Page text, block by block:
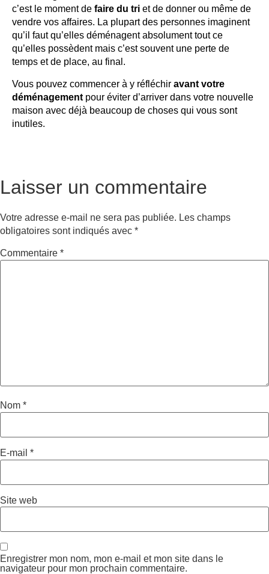
c’est le moment de faire du tri et de donner ou même de
vendre vos affaires. La plupart des personnes imaginent
qu’il faut qu’elles déménagent absolument tout ce
qu’elles possèdent mais c’est souvent une perte de
temps et de place, au final.
Vous pouvez commencer à y réfléchir avant votre
déménagement pour éviter d’arriver dans votre nouvelle
maison avec déjà beaucoup de choses qui vous sont
inutiles.
Laisser un commentaire
Votre adresse e-mail ne sera pas publiée. Les champs
obligatoires sont indiqués avec *
Commentaire *
Nom *
E-mail *
Site web
Enregistrer mon nom, mon e-mail et mon site dans le
navigateur pour mon prochain commentaire.